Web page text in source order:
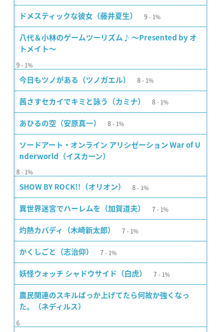
ドメスティックな彼女（藤井夏生） 9 1%
八代＆小林のゲームツーリズム♪ 〜Presented by オ
トメイト〜
9 1%
今日もツノがある（ツノガエル） 8 1%
茜さすセカイでキミと詠う（カミナ） 8 1%
あひるの空（安原真一） 8 1%
ソードアート・オンライン アリシゼーション War of U
nderworld（イスカーン）
8 1%
SHOW BY ROCK!!（オリオン） 8 1%
異世界迷宮でハーレムを（加賀道夫） 7 1%
灼熱カバディ（木崎新太郎） 7 1%
かくしごと（志治仰） 7 1%
妖怪ウォッチ シャドウサイド（白虎） 7 1%
農民関連のスキルばっか上げてたら何故か強くなっ
た。（ネディルス）
6